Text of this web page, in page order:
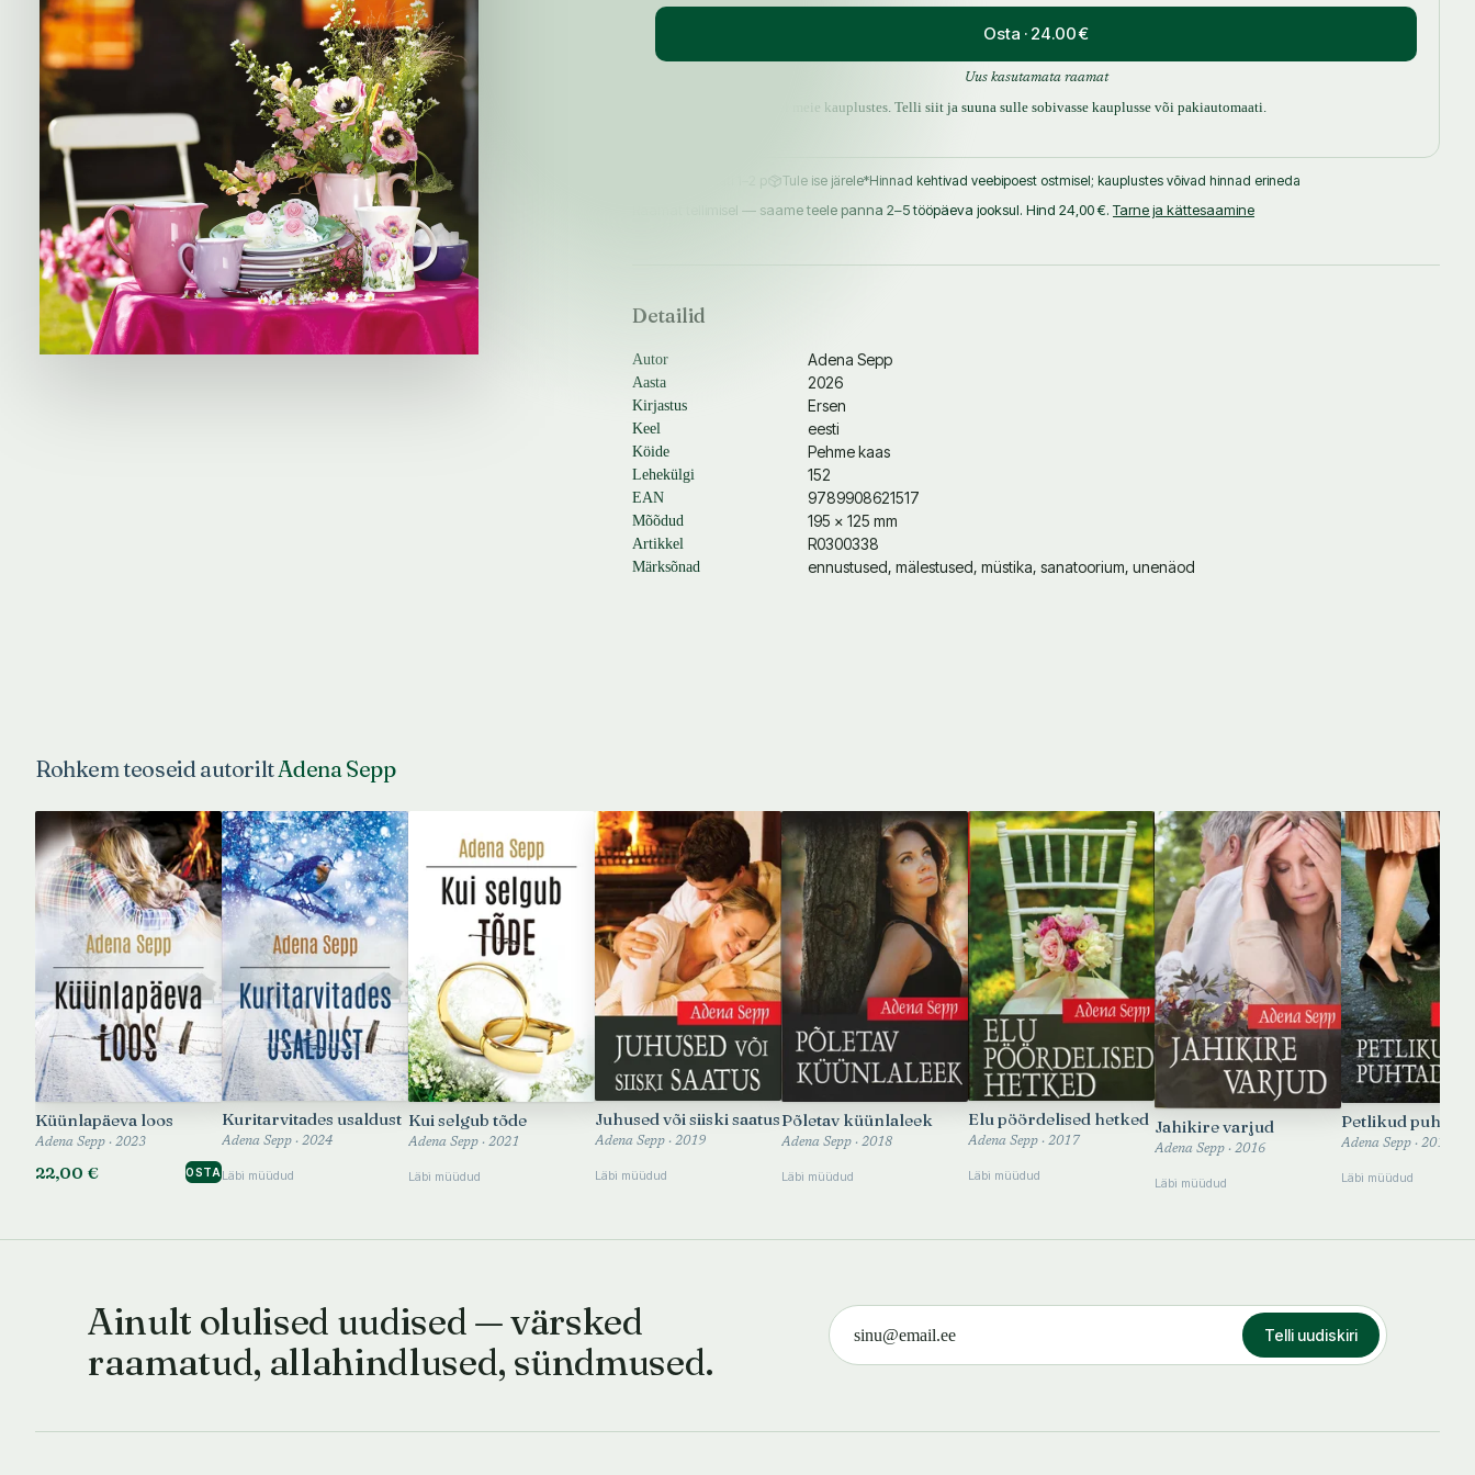
Osta · 24.00 €
Uus kasutamata raamat
Raamatut ei ole hetkel meie kauplustes. Telli siit ja suuna sulle sobivasse kauplusse või pakiautomaati.
Pakiautomaati 1–2 p Tule ise järele*Hinnad kehtivad veebipoest ostmisel; kauplustes võivad hinnad erineda
Raamat tellimisel — saame teele panna 2–5 tööpäeva jooksul. Hind 24,00 €. Tarne ja kättesaamine
Detailid
Autor Adena Sepp
Aasta 2026
Kirjastus Ersen
Keel eesti
Köide Pehme kaas
Lehekülgi 152
EAN 9789908621517
Mõõdud 195 × 125 mm
Artikkel R0300338
Märksõnad ennustused, mälestused, müstika, sanatoorium, unenäod
Rohkem teoseid autoriltAdena Sepp
Küünlapäeva loos
Adena Sepp · 2023
22,00 € OSTA
Kuritarvitades usaldust
Adena Sepp · 2024
Läbi müüdud
Kui selgub tõde
Adena Sepp · 2021
Läbi müüdud
Juhused või siiski saatus
Adena Sepp · 2019
Läbi müüdud
Põletav küünlaleek
Adena Sepp · 2018
Läbi müüdud
Elu pöördelised hetked
Adena Sepp · 2017
Läbi müüdud
Jahikire varjud
Adena Sepp · 2016
Läbi müüdud
Petlikud puhtad
Adena Sepp · 2015
Läbi müüdud
Ainult olulised uudised — värsked
raamatud, allahindlused, sündmused.
Telli uudiskiri